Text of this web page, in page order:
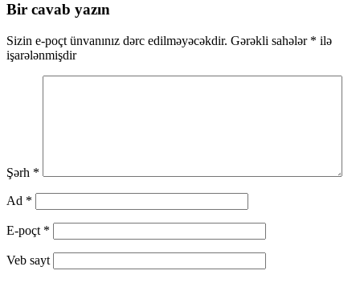
Bir cavab yazın
Sizin e-poçt ünvanınız dərc edilməyəcəkdir. Gərəkli sahələr * ilə
işarələnmişdir
Şərh *
Ad *
E-poçt *
Veb sayt